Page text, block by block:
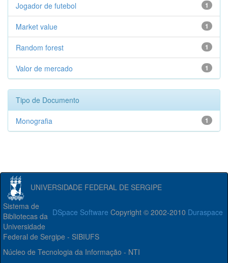
1
Jogador de futebol
1
Market value
1
Random forest
1
Valor de mercado
Tipo de Documento
1
Monografia
UNIVERSIDADE FEDERAL DE SERGIPE
DSpace Software Copyright © 2002-2010 Duraspace
Sistema de
Bibliotecas da
Universidade
Federal de Sergipe - SIBIUFS
Núcleo de Tecnologia da Informação - NTI